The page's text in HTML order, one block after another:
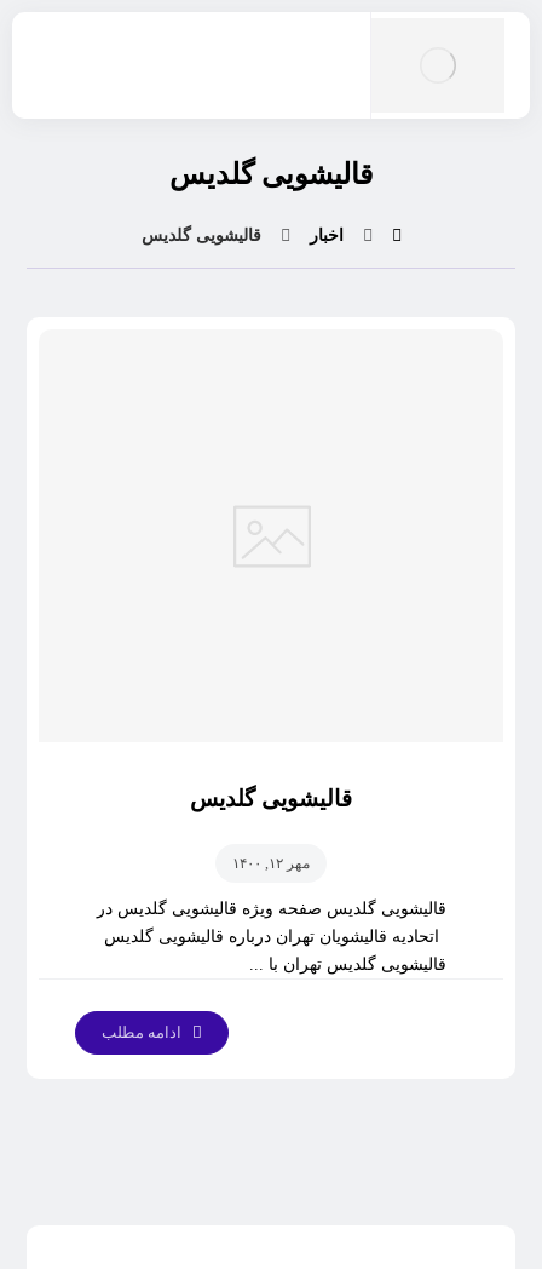
قاليشويی گلديس
اخبار قاليشويی گلديس
قالیشویی گلدیس
مهر ۱۲, ۱۴۰۰
قالیشویی گلدیس صفحه ویژه قالیشویی گلدیس در
اتحادیه قالیشویان تهران درباره قالیشویی گلدیس
قالیشویی گلدیس تهران با ...
ادامه مطلب